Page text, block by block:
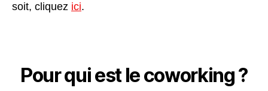
soit, cliquez ici.
Pour qui est le coworking ?